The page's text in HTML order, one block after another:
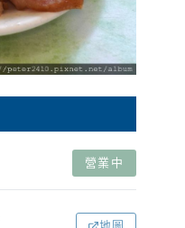
營業中